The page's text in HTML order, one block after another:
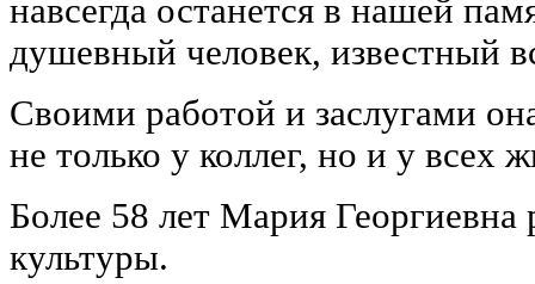
навсегда останется в нашей
душевный человек, известный
Своими работой и заслугами
не только у коллег, но и у всех
Более 58 лет Мария Георгиевна
культуры.